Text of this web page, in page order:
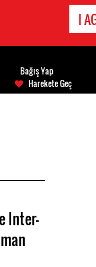
I
Inter-
Bağış Yap
Harekete Geç